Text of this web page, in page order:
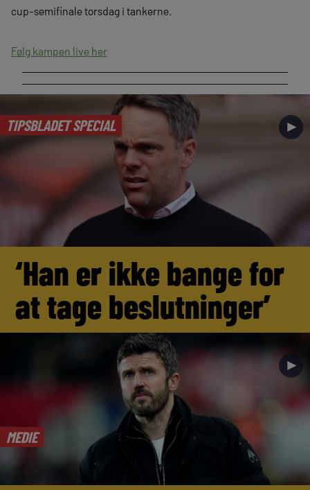
cup-semifinale torsdag i tankerne.
Følg kampen live her
TIPSBLADET SPECIAL ►
‘Han er ikke bange for
at tage beslutninger’
MEDIE
►